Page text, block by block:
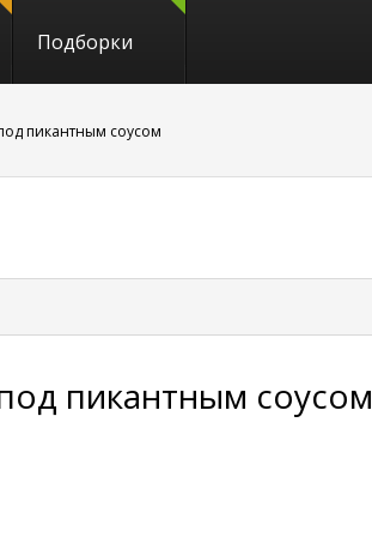
Подборки
пикантным соусом
пикантным соусом